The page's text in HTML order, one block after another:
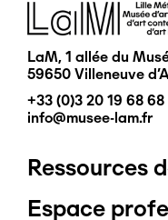
Image
LaM, 1 allée du
59650 Villeneuve
+33 (0)3 20 19 68 68
info@musee-lam.fr
Pied
Ressources
Espace